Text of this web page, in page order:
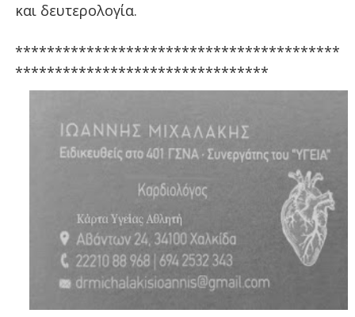
και δευτερολογία.
*****************************************
********************************